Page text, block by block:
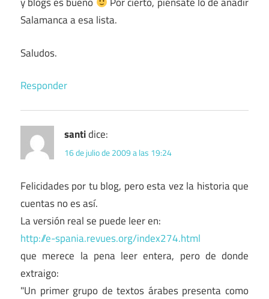
Salamanca a esa lista.
Saludos.
Responder
santidice:
16 de julio de 2009 a las 19:24
Felicidades por tu blog, pero esta vez la historia que
cuentas no es así.
La versión real se puede leer en:
http://e-spania.revues.org/index274.html
que merece la pena leer entera, pero de donde
extraigo:
"Un primer grupo de textos árabes presenta como